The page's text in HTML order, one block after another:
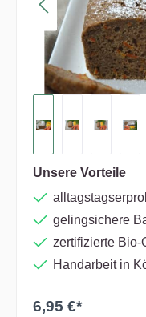
Unsere Vorteile
gelingsichere
zertifizierte Bio-
Handarbeit in
6,95 €*